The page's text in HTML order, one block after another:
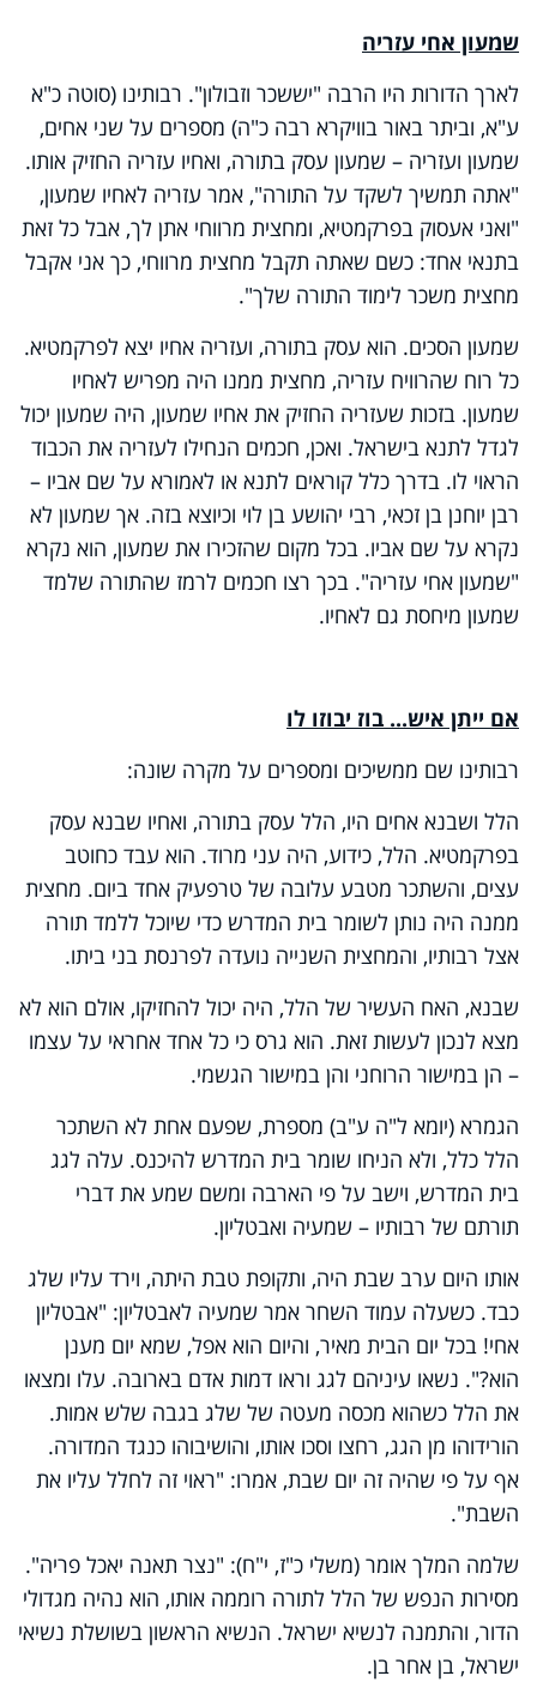
שמעון אחי עזריה
לארך הדורות היו הרבה "יששכר וזבולון". רבותינו (סוטה כ"א
ע"א, וביתר באור בוויקרא רבה כ"ה) מספרים על שני אחים,
שמעון ועזריה – שמעון עסק בתורה, ואחיו עזריה החזיק אותו.
"אתה תמשיך לשקד על התורה", אמר עזריה לאחיו שמעון,
"ואני אעסוק בפרקמטיא, ומחצית מרווחי אתן לך, אבל כל זאת
בתנאי אחד: כשם שאתה תקבל מחצית מרווחי, כך אני אקבל
מחצית משכר לימוד התורה שלך".
שמעון הסכים. הוא עסק בתורה, ועזריה אחיו יצא לפרקמטיא.
כל רוח שהרוויח עזריה, מחצית ממנו היה מפריש לאחיו
שמעון. בזכות שעזריה החזיק את אחיו שמעון, היה שמעון יכול
לגדל לתנא בישראל. ואכן, חכמים הנחילו לעזריה את הכבוד
הראוי לו. בדרך כלל קוראים לתנא או לאמורא על שם אביו –
רבן יוחנן בן זכאי, רבי יהושע בן לוי וכיוצא בזה. אך שמעון לא
נקרא על שם אביו. בכל מקום שהזכירו את שמעון, הוא נקרא
"שמעון אחי עזריה". בכך רצו חכמים לרמז שהתורה שלמד
שמעון מיחסת גם לאחיו.
אם ייתן איש... בוז יבוזו לו
רבותינו שם ממשיכים ומספרים על מקרה שונה:
הלל ושבנא אחים היו, הלל עסק בתורה, ואחיו שבנא עסק
בפרקמטיא. הלל, כידוע, היה עני מרוד. הוא עבד כחוטב
עצים, והשתכר מטבע עלובה של טרפעיק אחד ביום. מחצית
ממנה היה נותן לשומר בית המדרש כדי שיוכל ללמד תורה
אצל רבותיו, והמחצית השנייה נועדה לפרנסת בני ביתו.
שבנא, האח העשיר של הלל, היה יכול להחזיקו, אולם הוא לא
מצא לנכון לעשות זאת. הוא גרס כי כל אחד אחראי על עצמו
– הן במישור הרוחני והן במישור הגשמי.
הגמרא (יומא ל"ה ע"ב) מספרת, שפעם אחת לא השתכר
הלל כלל, ולא הניחו שומר בית המדרש להיכנס. עלה לגג
בית המדרש, וישב על פי הארבה ומשם שמע את דברי
תורתם של רבותיו – שמעיה ואבטליון.
אותו היום ערב שבת היה, ותקופת טבת היתה, וירד עליו שלג
כבד. כשעלה עמוד השחר אמר שמעיה לאבטליון: "אבטליון
אחי! בכל יום הבית מאיר, והיום הוא אפל, שמא יום מענן
הוא?". נשאו עיניהם לגג וראו דמות אדם בארובה. עלו ומצאו
את הלל כשהוא מכסה מעטה של שלג בגבה שלש אמות.
הורידוהו מן הגג, רחצו וסכו אותו, והושיבוהו כנגד המדורה.
אף על פי שהיה זה יום שבת, אמרו: "ראוי זה לחלל עליו את
השבת".
שלמה המלך אומר (משלי כ"ז, י"ח): "נצר תאנה יאכל פריה".
מסירות הנפש של הלל לתורה רוממה אותו, הוא נהיה מגדולי
הדור, והתמנה לנשיא ישראל. הנשיא הראשון בשושלת נשיאי
ישראל, בן אחר בן.